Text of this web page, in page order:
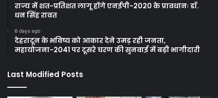
राज्य में शत-प्रतिशत लागू होंगे एनईपी-2020 के प्रावधानः डाॅ.
धन सिंह रावत
6 days ago
देहरादून के भविष्य को आकार देने उमड़ रही जनता,
महायोजना-2041 पर दूसरे चरण की सुनवाई में बढ़ी भागीदारी
Last Modified Posts